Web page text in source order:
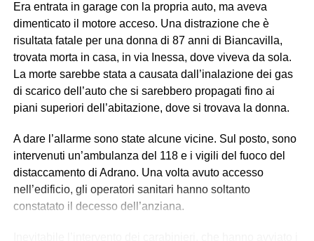
lavoro “di fatto”. Gli altri tre (destinatari dell’obbligo di
presentazione alla polizia giudiziaria) eseguivano gli
ordini e svolgevano funzioni di controllo sul campo,
vigilando sull’attività dei lavoratori, imponendo ritmi e
carichi sproporzionati con “modalità intimidatorie”. Erano
loro a gestire anche l’alloggio fatiscente (privo di luce e
acqua) imposto ai lavoratori, trattenendone le somme
allontanarli se non avessero accettato tali condizioni,
contribuendo così a mantenere le condizioni di
sfruttamento e dipendenza economica e abitativa.
© RIPRODUZIONE RISERVATA
Era entrata in garage con la propria auto, ma aveva
dimenticato il motore acceso. Una distrazione che è
risultata fatale per una donna di 87 anni di Biancavilla,
trovata morta in casa, in via Inessa, dove viveva da sola.
La morte sarebbe stata a causata dall’inalazione dei gas
di scarico dell’auto che si sarebbero propagati fino ai
piani superiori dell’abitazione, dove si trovava la donna.
A dare l’allarme sono state alcune vicine. Sul posto, sono
intervenuti un’ambulanza del 118 e i vigili del fuoco del
distaccamento di Adrano. Una volta avuto accesso
nell’edificio, gli operatori sanitari hanno soltanto
constatato il decesso dell’anziana.